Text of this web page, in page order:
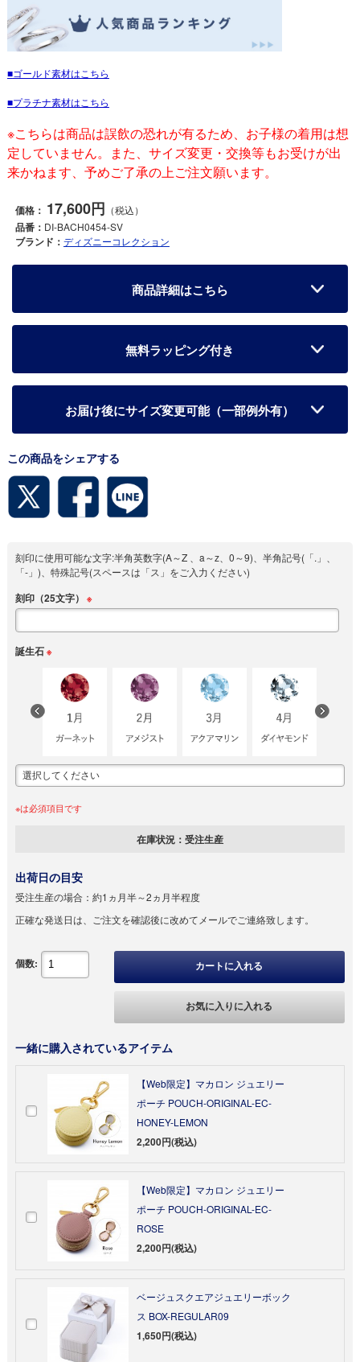
ゴールド素材はこちら
プラチナ素材はこちら
※こちらは商品は誤飲の恐れが有るため、お子様の着用は想
定していません。また、サイズ変更・交換等もお受けが出
来かねます、予めご了承の上ご注文願います。
価格： 17,600円 （税込）
品番： DI-BACH0454-SV
ブランド： ディズニーコレクション
商品詳細はこちら
無料ラッピング付き
お届け後にサイズ変更可能（一部例外有）
この商品をシェアする
刻印に使用可能な文字:半角英数字(A～Z 、a～z、0～9)、半角記号(「.」、
「-」)、特殊記号(スペースは「ス」をご入力ください)
刻印（25文字） ※
誕生石※
※は必須項目です
在庫状況： 受注生産
出荷日の目安
受注生産の場合： 約1ヵ月半～2ヵ月半程度
正確な発送日は、ご注文を確認後に改めてメールでご連絡致します。
個数: カートに入れる
お気に入りに入れる
一緒に購入されているアイテム
【Web限定】マカロン ジュエリー
ポーチ POUCH-ORIGINAL-EC-
HONEY-LEMON
2,200円(税込)
【Web限定】マカロン ジュエリー
ポーチ POUCH-ORIGINAL-EC-
ROSE
2,200円(税込)
ベージュスクエアジュエリーボック
ス BOX-REGULAR09
1,650円(税込)